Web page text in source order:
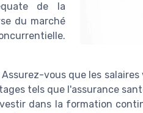
de la
du marché
Assurez-vous que les
tels que l'assurance
dans la formation